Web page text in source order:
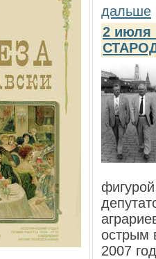
дальше
2 июля
острым
2007